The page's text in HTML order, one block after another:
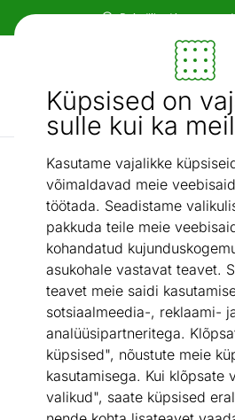
Küpsised on
sulle kui ka
Kasutame vajalikke
võimaldavad meie
töötada. Seadistame
pakkuda teile meie
kohandatud
asukohale vastavat teavet.
teavet meie saidi
sotsiaalmeedia-, reklaami-
analüüsipartneritega.
küpsised", nõustute meie
kasutamisega. Kui klõpsate
valikud", saate küpsised
Paindlikud ja
Mööbel ja sisustus - ON24
Otsi...
Rippvalgustid /